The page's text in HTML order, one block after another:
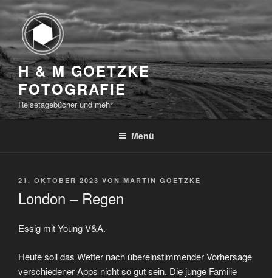
Zum
Inhalt
springen
H & M GOETZKE
FOTOGRAFIE
Reisetagebücher und mehr
Menü
VERÖFFENTLICHT
21. OKTOBER 2023 VON MARTIN GOETZKE
London – Regen
Essig mit Young V&A.
Heute soll das Wetter nach übereinstimmender Vorhersage
verschiedener Apps nicht so gut sein. Die junge Familie